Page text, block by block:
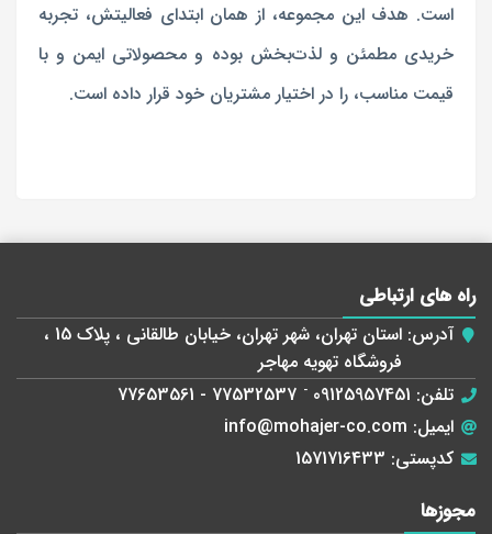
است. هدف این مجموعه، از همان ابتدای فعالیتش، تجربه
خریدی مطمئن و لذت‌بخش بوده و محصولاتی ایمن و با
قیمت مناسب، را در اختیار مشتریان خود قرار داده است.
راه های ارتباطی
آدرس:
استان تهران، شهر تهران، خیابان طالقانی ، پلاک 15 ،
فروشگاه تهویه مهاجر
تلفن: 09125957451
-
77532537 - 77653561
ایمیل: info@mohajer-co.com
کدپستی: 1571716433
مجوز‌ها